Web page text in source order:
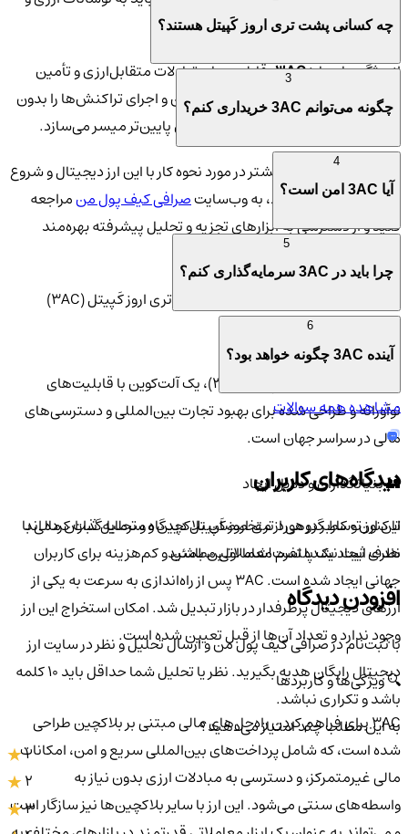
تغییرات سریع بازار آگاه باشند.
از ویژگی‌های بارز3AC، قابلیت‌های تبادلات متقابل‌ارزی و تأمین
مالی غیرمتمرکز است که امکان پذیرفتن و اجرای تراکنش‌ها را بدون
نیاز به واسطه‌های سنتی و با هزینه‌های پایین‌تر میسر می‌سازد.
برای کسب اطلاعات بیشتر در مورد نحوه کار با این ارز دیجیتال و شروع
سرمایه‌گذاری‌های خود، به وب‌سایتصرافی کیف پول منمراجعه
کنید و از دسترسی به ابزارهای تجزیه و تحلیل پیشرفته بهره‌مند
🌟 ویژگی‌های منحصر به فرد ارز دیجیتال تری اروز کَپیتل (3AC)
📜 مفاهیم پایه و تعاریف
ارز دیجیتال تری اروز کَپیتل (3AC)، یک آلت‌کوین با قابلیت‌های
نوآورانه و طراحی شده برای بهبود تجارت بین‌المللی و دسترسی‌های
مالی در سراسر جهان است.
👥 بنیانگذاران و دلایل ایجاد
این ارز توسط گروهی از متخصصان بلاکچین و سرمایه‌گذاران مالی با
هدف ایجاد یک پلتفرم معاملاتی مطمئن و کم‌هزینه برای کاربران
جهانی ایجاد شده است. 3AC پس از راه‌اندازی به سرعت به یکی از
ارزهای دیجیتال پرطرفدار در بازار تبدیل شد. امکان استخراج این ارز
وجود ندارد و تعداد آن‌ها از قبل تعیین شده است.
🔍 ویژگی‌ها و کاربردها
3AC برای فراهم کردن راه‌حل‌های مالی مبتنی بر بلاکچین طراحی
شده است، که شامل پرداخت‌های بین‌المللی سریع و امن، امکانات
مالی غیرمتمرکز، و دسترسی به مبادلات ارزی بدون نیاز به
واسطه‌های سنتی می‌شود. این ارز با سایر بلاکچین‌ها نیز سازگار است
چه کسانی پشت تری اروز کَپیتل هستند؟
چگونه می‌توانم 3AC خریداری کنم؟
آیا 3AC امن است؟
چرا باید در 3AC سرمایه‌گذاری کنم؟
آینده 3AC چگونه خواهد بود؟
مشاهده همه سوالات
دیدگاه‌های کاربران
تا کنون 0 کاربر در مورد تری اروز کَپیتلدیدگاه و تحلیل ثبت کرده اند
نظری ثبت نشده است!شما اولین باشید
افزودن دیدگاه
با ثبت‌نام در صرافی کیف پول من و ارسال تحلیل و نظر در سایت ارز
دیجیتال رایگان هدیه بگیرید. نظر یا تحلیل شما حداقل باید ۱۰ کلمه
باشد و تکراری نباشد.
به این مطلب چند امتیاز می‌دهید؟
1
3